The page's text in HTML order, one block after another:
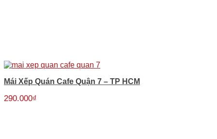
Mái Xếp Quán Cafe Quận 7 – TP HCM
290.000₫